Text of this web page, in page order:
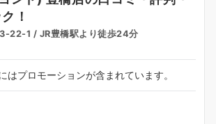
！
22-1 / JR豊橋駅より徒歩24分
はプロモーションが含まれています。